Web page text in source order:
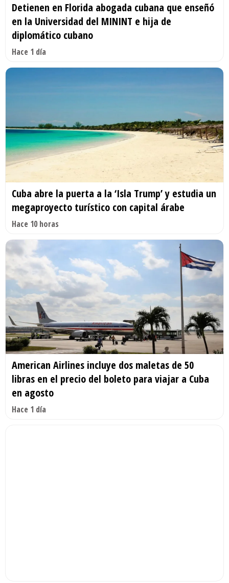
Detienen en Florida abogada cubana que enseñó
en la Universidad del MININT e hija de
diplomático cubano
Hace 1 día
Cuba abre la puerta a la ‘Isla Trump’ y estudia un
megaproyecto turístico con capital árabe
Hace 10 horas
American Airlines incluye dos maletas de 50
libras en el precio del boleto para viajar a Cuba
en agosto
Hace 1 día